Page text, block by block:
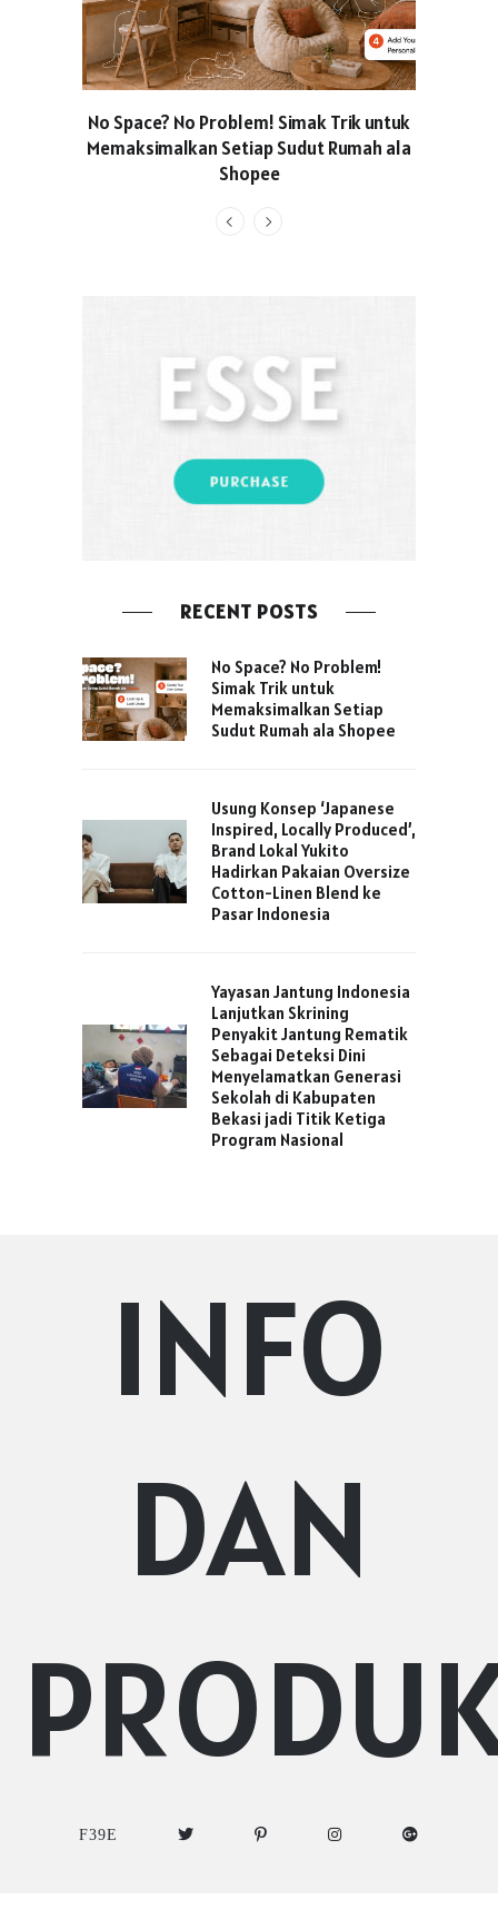
No Space? No Problem! Simak Trik untuk
Memaksimalkan Setiap Sudut Rumah ala
Shopee
RECENT POSTS
No Space? No Problem!
Simak Trik untuk
Memaksimalkan Setiap
Sudut Rumah ala Shopee
Usung Konsep ‘Japanese
Inspired, Locally Produced’,
Brand Lokal Yukito
Hadirkan Pakaian Oversize
Cotton-Linen Blend ke
Pasar Indonesia
Yayasan Jantung Indonesia
Lanjutkan Skrining
Penyakit Jantung Rematik
Sebagai Deteksi Dini
Menyelamatkan Generasi
Sekolah di Kabupaten
Bekasi jadi Titik Ketiga
Program Nasional
INFO
DAN